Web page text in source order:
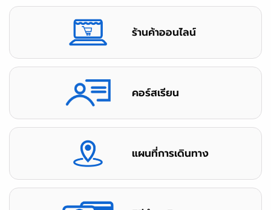
ร้านค้าออนไลน์
คอร์สเรียน
แผนที่การเดินทาง